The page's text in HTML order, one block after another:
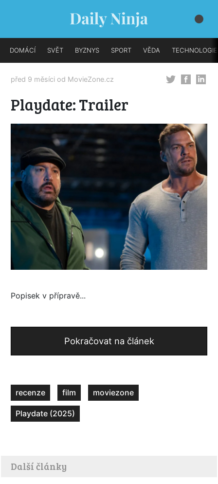
DOMÁCÍ SVĚT BYZNYS SPORT VĚDA TECHNOLOGIE
před 9 měsíci od MovieZone.cz
Playdate: Trailer
Popisek v přípravě...
Pokračovat na článek
recenze film moviezone
Playdate (2025)
Další články